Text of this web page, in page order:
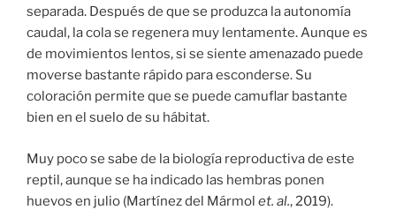
separada. Después de que se produzca la autonomía
caudal, la cola se regenera muy lentamente. Aunque es
de movimientos lentos, si se siente amenazado puede
moverse bastante rápido para esconderse. Su
coloración permite que se puede camuflar bastante
bien en el suelo de su hábitat.
Muy poco se sabe de la biología reproductiva de este
reptil, aunque se ha indicado las hembras ponen
huevos en julio (Martínez del Mármol et. al., 2019).